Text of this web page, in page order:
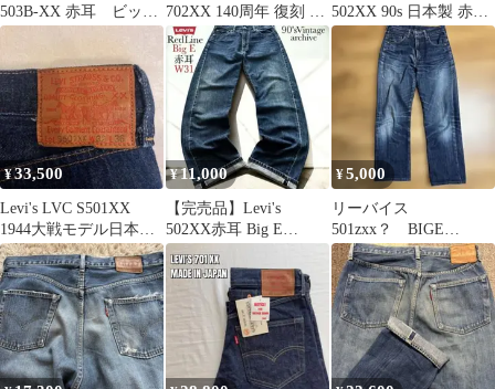
503B-XX 赤耳 ビッグ
E J22 W29L36
702XX 140周年 復刻 ビ
ッグE 赤耳 W30
502XX 90s 日本製 赤耳
ビッグE W31
¥33,500
Levi's LVC S501XX
1944大戦モデル日本製
濃紺製 W32
¥11,000
【完売品】Levi's
502XX赤耳 Big E
501XX 702XX
¥5,000
リーバイス
501zxx？ BIGE
TALON 復刻